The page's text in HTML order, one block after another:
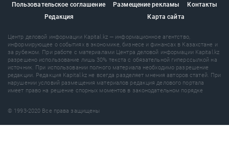
Пользовательское соглашение Размещение рекламы
Контакты
Редакция
Карта сайта
Центр деловой информации Kapital.kz — информационное агентство,
информирующее о событиях в экономике, бизнесе и финансах в Казахстане и
за рубежом. При работе с материалами Центра деловой информации Kapital.kz
разрешено использование лишь 30% текста с обязательной гиперссылкой на
источник. При использовании полного материала необходимо разрешение
редакции. Редакция Kapital.kz не всегда разделяет мнения авторов статей. При
нарушении условий размещения материалов редакция делового портала
имеет право на решение спорных моментов в законодательном порядке
© 1993-2020 Все права защищены